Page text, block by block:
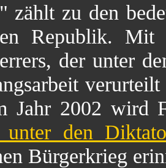
zählt zu den
Republik.
der unter
Jahr 2002 wird
unter den
Bürgerkrieg